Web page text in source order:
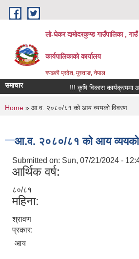
Skip to main content
लो-घेकर दामोदरकुण्ड गाउँपालिका , गाउँ
कार्यपालिकाको कार्यालय
गण्डकी प्रदेश, मुस्ताङ, नेपाल
समाचार !!! कृषि विकास कार्यक्रममा
You are here
Home » आ.व. २०८०/८१ को आय व्ययको विवरण
आ.व. २०८०/८१ को आय व्ययको
Submitted on: Sun, 07/21/2024 -
आर्थिक वर्ष:
८०/८१
महिना:
श्रावण
प्रकार:
आय